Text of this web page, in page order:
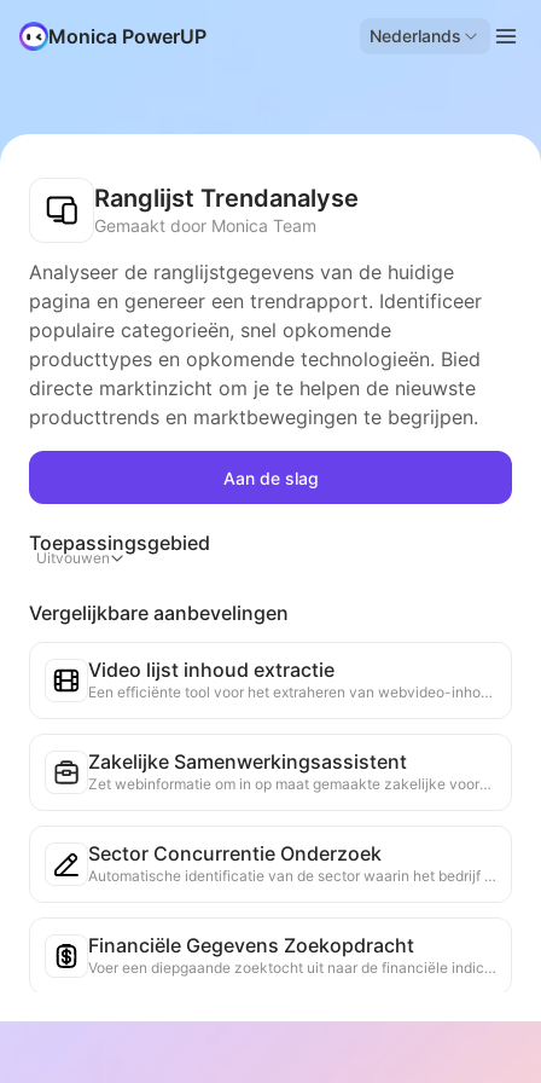
Monica PowerUP Nederlands
Ranglijst Trendanalyse
Gemaakt door Monica Team
Analyseer de ranglijstgegevens van de huidige
pagina en genereer een trendrapport. Identificeer
populaire categorieën, snel opkomende
producttypes en opkomende technologieën. Bied
directe marktinzicht om je te helpen de nieuwste
producttrends en marktbewegingen te begrijpen.
Aan de slag
Toepassingsgebied
Uitvouwen
Vergelijkbare aanbevelingen
Video lijst inhoud extractie
Een efficiënte tool voor het extraheren van webvideo-inhoud, die snel webpagina's kan scannen en video-informatie kan organiseren in een gestructureerde Markdown-tabel.
Zakelijke Samenwerkingsassistent
Zet webinformatie om in op maat gemaakte zakelijke voorstellen, samenwerkingsberichten, biedt kant-en-klare sjablonen en opvolggidsen, vereenvoudigt het samenwerkingsproces.
Sector Concurrentie Onderzoek
Automatische identificatie van de sector waarin het bedrijf zich bevindt en de belangrijkste concurrenten op basis van webinhoud. Genereert een gedetailleerd concurrentieanalyse rapport, inclusief marktaandeel, productvergelijkingen en SWOT-analyse, om inzicht te krijgen in de positionering van het bedrijf in de sector.
Financiële Gegevens Zoekopdracht
Voer een diepgaande zoektocht uit naar de financiële indicatoren of gegevenspunten die op de huidige webpagina worden genoemd, in meerdere betrouwbare gegevensbronnen. Bied historische gegevensvergelijkingen en branchebenchmarks aan om gebruikers te helpen de financiële situatie en marktprestaties van het bedrijf volledig te begrijpen.